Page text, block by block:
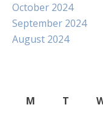
October 2024
September 2024
August 2024
M
T